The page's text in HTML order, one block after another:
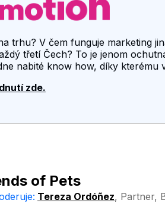
trhu? V čem funguje marketing
třetí Čech? To je jenom
nabité know how, díky kterému
zde.
of Pets
Tereza Ordóñez, Partner,